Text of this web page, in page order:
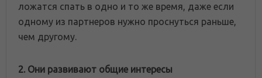
ложатся спать в одно и то же время, даже если
одному из партнеров нужно проснуться раньше,
чем другому.
2. Они развивают общие интересы